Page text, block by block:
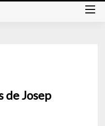
de Josep